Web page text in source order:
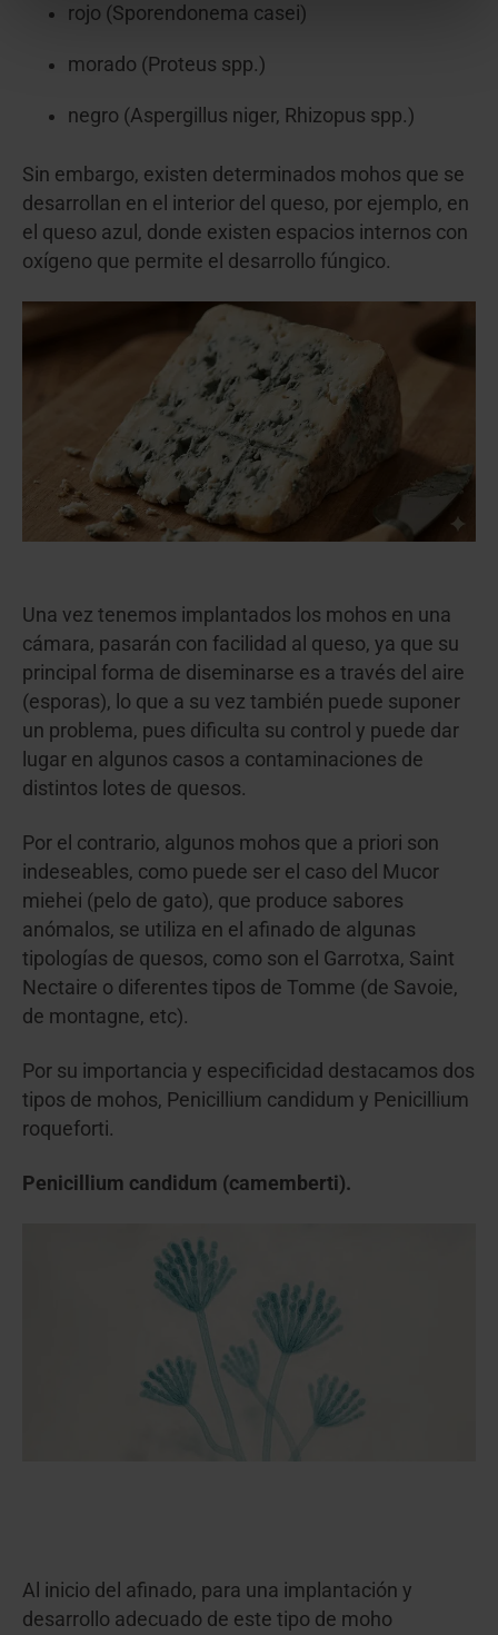
rojo (Sporendonema casei)
morado (Proteus spp.)
negro (Aspergillus niger, Rhizopus spp.)
Sin embargo, existen determinados mohos que se
desarrollan en el interior del queso, por ejemplo, en
el queso azul, donde existen espacios internos con
oxígeno que permite el desarrollo fúngico.
Una vez tenemos implantados los mohos en una
cámara, pasarán con facilidad al queso, ya que su
principal forma de diseminarse es a través del aire
(esporas), lo que a su vez también puede suponer
un problema, pues dificulta su control y puede dar
lugar en algunos casos a contaminaciones de
distintos lotes de quesos.
Por el contrario, algunos mohos que a priori son
indeseables, como puede ser el caso del Mucor
miehei (pelo de gato), que produce sabores
anómalos, se utiliza en el afinado de algunas
tipologías de quesos, como son el Garrotxa, Saint
Nectaire o diferentes tipos de Tomme (de Savoie,
de montagne, etc).
Por su importancia y especificidad destacamos dos
tipos de mohos, Penicillium candidum y Penicillium
roqueforti.
Penicillium candidum (camemberti).
Al inicio del afinado, para una implantación y
desarrollo adecuado de este tipo de moho